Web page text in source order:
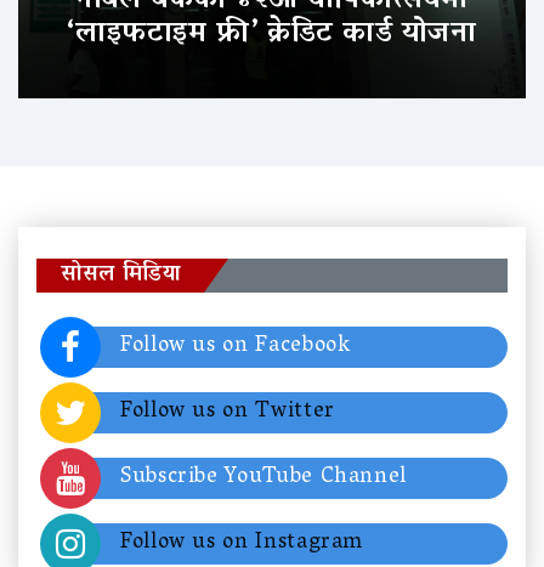
‘लाइफटाइम फ्री’ क्रेडिट कार्ड योजना
सोसल मिडिया
Follow us on Facebook
Follow us on Twitter
Subscribe YouTube Channel
Follow us on Instagram